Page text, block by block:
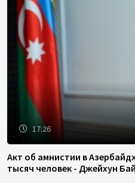
17:26
Акт об амнистии в
тысяч человек - Джейхун